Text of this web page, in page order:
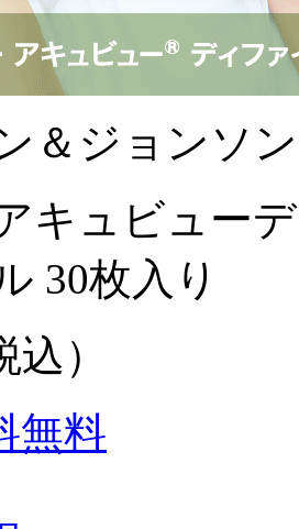
＆ジョンソン
キュビュー
30枚入り
込）
無料